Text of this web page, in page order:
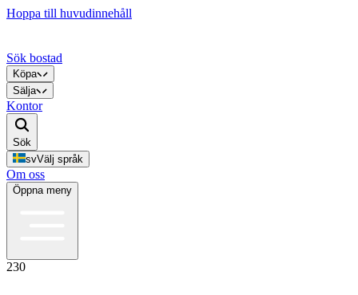
Hoppa till huvudinnehåll
Sök bostad
Köpa
Sälja
Kontor
Sök
svVälj språk
Om oss
Öppna meny
230